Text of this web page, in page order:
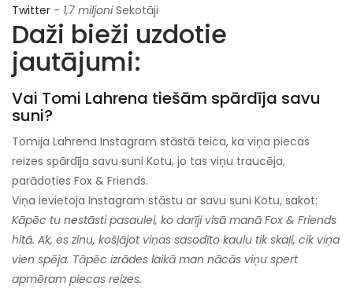
Twitter - 1,7 miljoniSekotāji
Daži bieži uzdotie
jautājumi:
Vai Tomi Lahrena tiešām spārdīja savu
suni?
Tomija Lahrena Instagram stāstā teica, ka viņa piecas
reizes spārdīja savu suni Kotu, jo tas viņu traucēja,
parādoties Fox & Friends.
Viņa ievietoja Instagram stāstu ar savu suni Kotu, sakot:
Kāpēc tu nestāsti pasaulei, ko darīji visā manā Fox & Friends
hitā. Ak, es zinu, košļājot viņas sasodīto kaulu tik skaļi, cik viņa
vien spēja. Tāpēc izrādes laikā man nācās viņu spert
apmēram piecas reizes.